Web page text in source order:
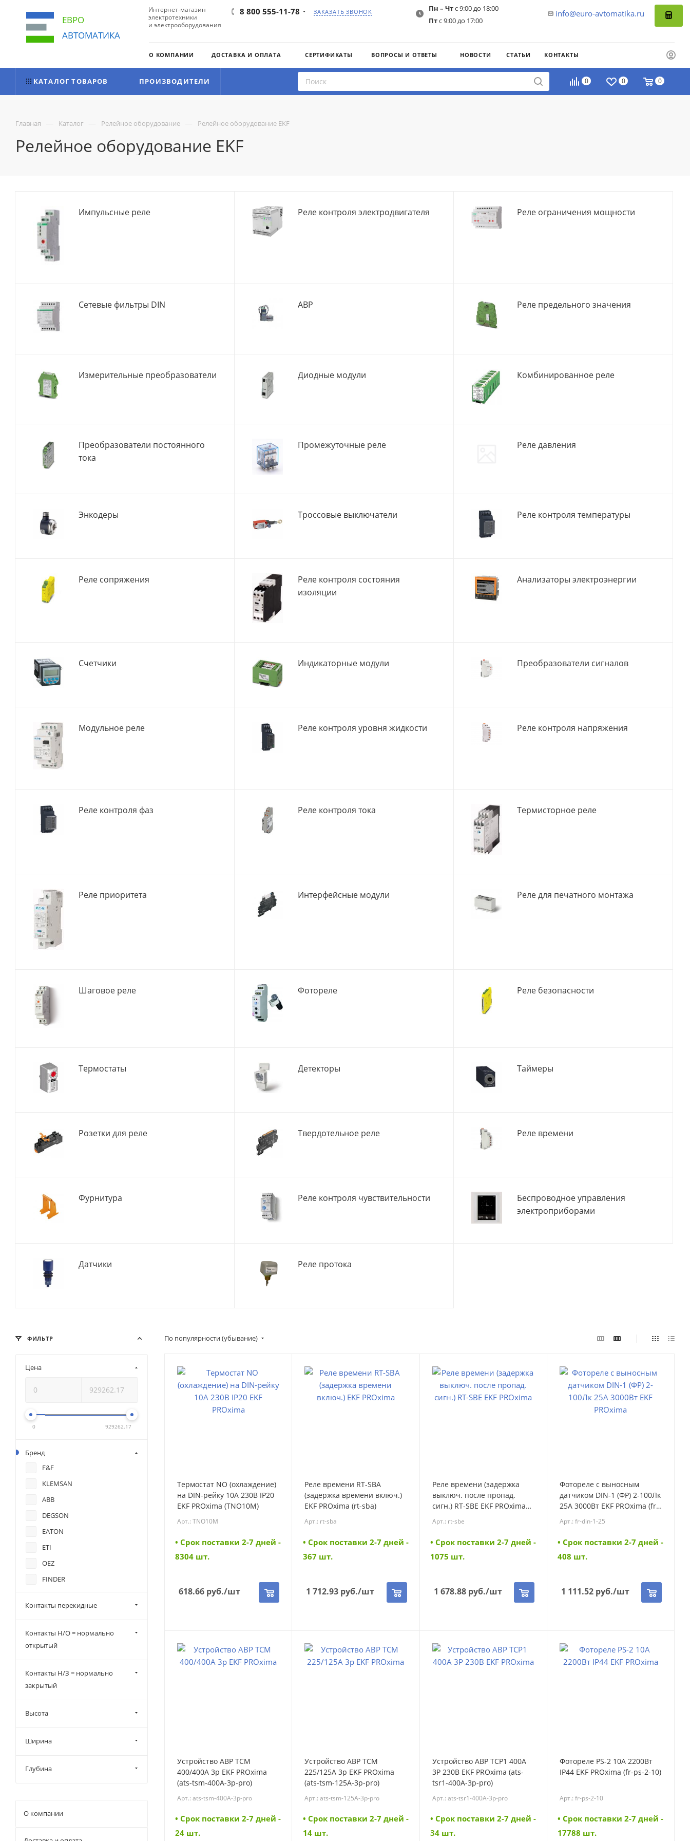
ЕВРО
АВТОМАТИКА
Интернет-магазин
электротехники
и электрооборудования
8 800 555-11-78 ЗАКАЗАТЬ ЗВОНОК info@euro-avtomatika.ru
Пн – Чтс 9:00 до 18:00
Птс 9:00 до 17:00
О КОМПАНИИ ДОСТАВКА И ОПЛАТА СЕРТИФИКАТЫ ВОПРОСЫ И ОТВЕТЫ НОВОСТИ СТАТЬИ КОНТАКТЫ
0 0 0
КАТАЛОГ ТОВАРОВ ПРОИЗВОДИТЕЛИ
Главная — Каталог — Релейное оборудование — Релейное оборудование EKF
Релейное оборудование EKF
Импульсные реле Реле контроля электродвигателя Реле ограничения мощности
Сетевые фильтры DIN АВР Реле предельного значения
Измерительные преобразователи Диодные модули Комбинированное реле
Преобразователи постоянного
тока
Промежуточные реле Реле давления
Энкодеры Троссовые выключатели Реле контроля температуры
Реле сопряжения
Реле контроля состояния
изоляции
Анализаторы электроэнергии
Счетчики Индикаторные модули Преобразователи сигналов
Модульное реле Реле контроля уровня жидкости Реле контроля напряжения
Реле контроля фаз Реле контроля тока Термисторное реле
Реле приоритета Интерфейсные модули Реле для печатного монтажа
Шаговое реле Фотореле Реле безопасности
Термостаты Детекторы Таймеры
Розетки для реле Твердотельное реле Реле времени
Фурнитура Реле контроля чувствительности
Беспроводное управления
электроприборами
Датчики Реле протока
По популярности (убывание)
Термостат NO (охлаждение)
на DIN-рейку 10А 230В IP20
EKF PROxima (TNO10M)
Арт.: TNO10M
• Cрок поставки 2-7 дней -
8304 шт.
618.66 руб./шт
Реле времени RT-SBA
(задержка времени включ.)
EKF PROxima (rt-sba)
Арт.: rt-sba
• Cрок поставки 2-7 дней -
367 шт.
1 712.93 руб./шт
Реле времени (задержка
выключ. после пропад.
сигн.) RT-SBE EKF PROxima
(rt-sbe)
Арт.: rt-sbe
• Cрок поставки 2-7 дней -
1075 шт.
1 678.88руб./шт
Фотореле с выносным
датчиком DIN-1 (ФР) 2-100Лк
25А 3000Вт EKF PROxima (fr-
din-1-25)
Арт.: fr-din-1-25
• Cрок поставки 2-7 дней -
408 шт.
1 111.52руб./шт
Устройство АВР ТСM
400/400А 3р EKF PROxima
(ats-tsm-400A-3p-pro)
Арт.: ats-tsm-400A-3p-pro
• Cрок поставки 2-7 дней -
24 шт.
Устройство АВР ТСM
225/125А 3р EKF PROxima
(ats-tsm-125A-3p-pro)
Арт.: ats-tsm-125A-3p-pro
• Cрок поставки 2-7 дней -
14 шт.
Устройство АВР ТСР1 400А
3Р 230В EKF PROxima (ats-
tsr1-400A-3p-pro)
Арт.: ats-tsr1-400A-3p-pro
• Cрок поставки 2-7 дней -
34 шт.
Фотореле PS-2 10А 2200Вт
IP44 EKF PROxima (fr-ps-2-10)
Арт.: fr-ps-2-10
• Cрок поставки 2-7 дней -
17788 шт.
ФИЛЬТР
Цена
0 929262.17
Бренд
F&F
KLEMSAN
ABB
DEGSON
EATON
ETI
OEZ
FINDER
DEKraft
EKF
IEK
DKC
Systeme electric
КЭАЗ
ЭЛЕКТРО-ПРОФИ
Контакты перекидные
Контакты Н/О = нормально
открытый
Контакты Н/З = нормально
закрытый
Высота
Ширина
Глубина
О компании